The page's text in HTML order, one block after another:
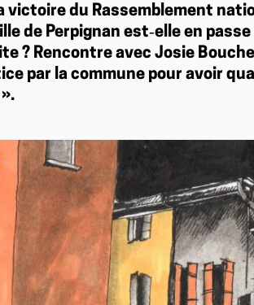
victoire du Rassemblement
de Perpignan est‑elle en
? Rencontre avec Josie
par la commune pour avoir